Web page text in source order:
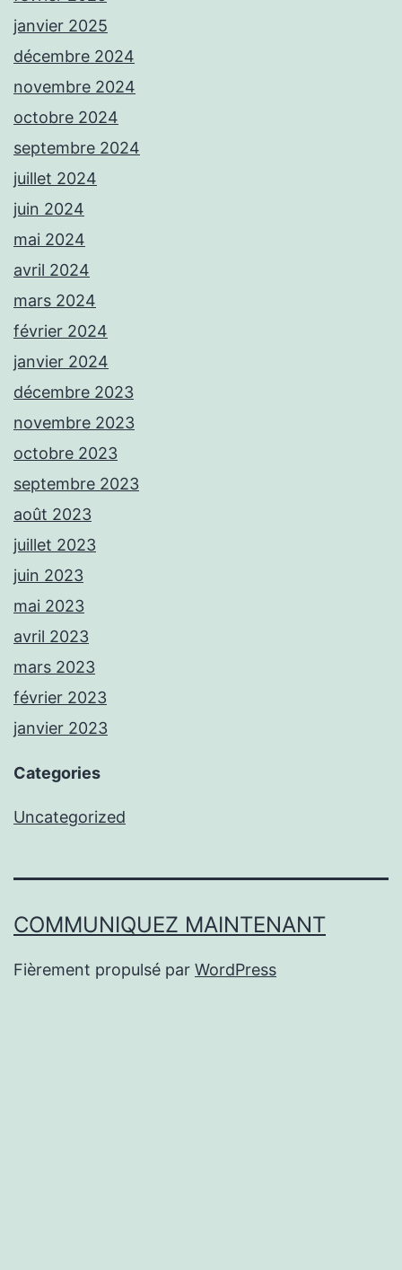
janvier 2025
décembre 2024
novembre 2024
octobre 2024
septembre 2024
juillet 2024
juin 2024
mai 2024
avril 2024
mars 2024
février 2024
janvier 2024
décembre 2023
novembre 2023
octobre 2023
septembre 2023
août 2023
juillet 2023
juin 2023
mai 2023
avril 2023
mars 2023
février 2023
janvier 2023
Categories
Uncategorized
COMMUNIQUEZ MAINTENANT
Fièrement propulsé par WordPress